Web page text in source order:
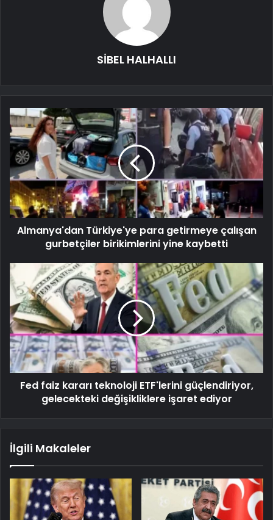
SİBEL HALHALLI
Almanya'dan Türkiye'ye para getirmeye çalışan
gurbetçiler birikimlerini yine kaybetti
Fed faiz kararı teknoloji ETF'lerini güçlendiriyor,
gelecekteki değişikliklere işaret ediyor
İlgili Makaleler